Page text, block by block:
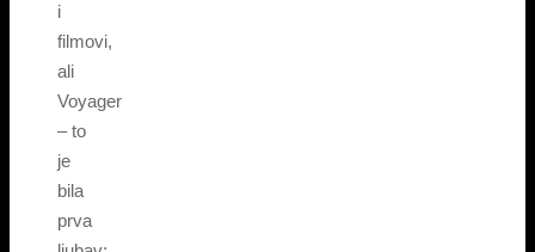
i
filmovi,
ali
Voyager
– to
je
bila
prva